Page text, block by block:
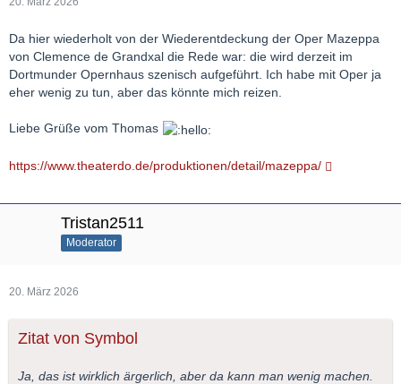
Da hier wiederholt von der Wiederentdeckung der Oper Mazeppa
von Clemence de Grandxal die Rede war: die wird derzeit im
Dortmunder Opernhaus szenisch aufgeführt. Ich habe mit Oper ja
eher wenig zu tun, aber das könnte mich reizen.
Liebe Grüße vom Thomas
https://www.theaterdo.de/produktionen/detail/mazeppa/
Tristan2511
Moderator
20. März 2026
Zitat von Symbol
Ja, das ist wirklich ärgerlich, aber da kann man wenig machen.